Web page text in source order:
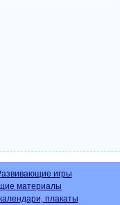
игры
материалы
плакаты